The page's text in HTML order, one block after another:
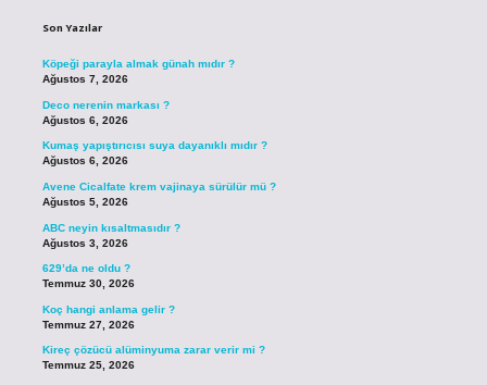
Son Yazılar
Köpeği parayla almak günah mıdır ?
Ağustos 7, 2026
Deco nerenin markası ?
Ağustos 6, 2026
Kumaş yapıştırıcısı suya dayanıklı mıdır ?
Ağustos 6, 2026
Avene Cicalfate krem vajinaya sürülür mü ?
Ağustos 5, 2026
ABC neyin kısaltmasıdır ?
Ağustos 3, 2026
629’da ne oldu ?
Temmuz 30, 2026
Koç hangi anlama gelir ?
Temmuz 27, 2026
Kireç çözücü alüminyuma zarar verir mi ?
Temmuz 25, 2026